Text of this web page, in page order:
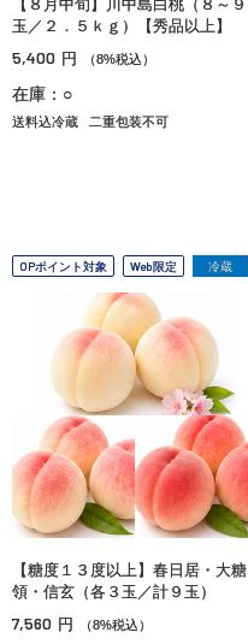
【８月中旬】川中島白桃（８～９
玉／２．５ｋｇ）【秀品以上】
5,400 円 （8%税込）
在庫：○
送料込冷蔵 二重包装不可
OPポイント対象 Web限定 冷蔵
【糖度１３度以上】春日居・大糖
領・信玄（各３玉／計９玉）
7,560 円 （8%税込）